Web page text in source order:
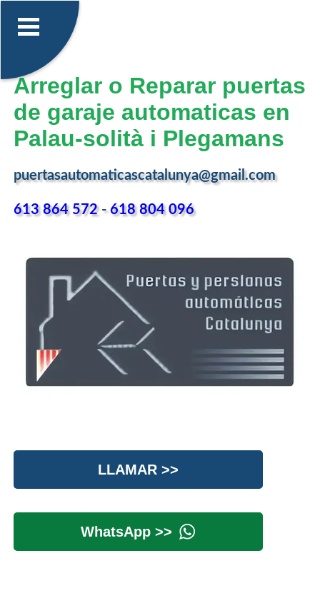
Arreglar o Reparar puertas
de garaje automaticas en
Palau-solità i Plegamans
puertasautomaticascatalunya@gmail.com
613 864 572-618 804 096
LLAMAR >>
WhatsApp >>